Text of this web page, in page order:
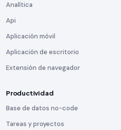
Analítica
Api
Aplicación móvil
Aplicación de escritorio
Extensión de navegador
Productividad
Base de datos no-code
Tareas y proyectos